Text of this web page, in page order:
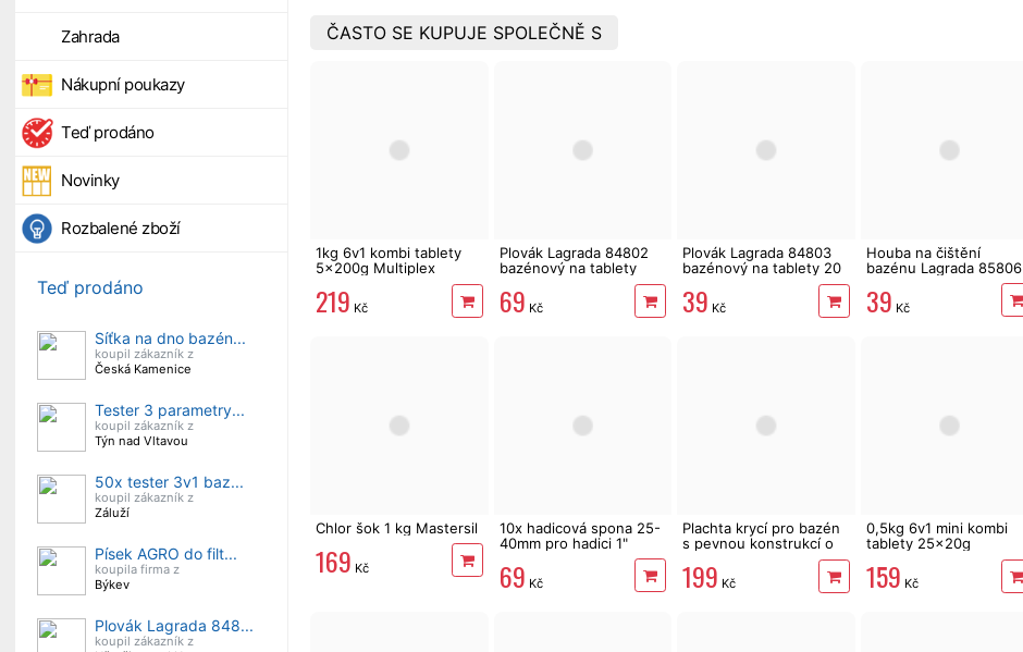
Zahrada
Nákupní poukazy
Teď prodáno
Novinky
Rozbalené zboží
Teď prodáno
Síťka na dno bazén...
koupil zákazník z
Česká Kamenice
Tester 3 parametry...
koupil zákazník z
Týn nad Vltavou
50x tester 3v1 baz...
koupil zákazník z
Záluží
Písek AGRO do filt...
koupila firma z
Býkev
Plovák Lagrada 848...
koupil zákazník z
ČASTO SE KUPUJE SPOLEČNĚ S
1kg 6v1 kombi tablety
5x200g Multiplex
219 Kč
Plovák Lagrada 84802
bazénový na tablety
69 Kč
Plovák Lagrada 84803
bazénový na tablety 20
39 Kč
Houba na čištění
bazénu Lagrada 85806
39 Kč
Chlor šok 1 kg Mastersil
169 Kč
10x hadicová spona 25-
40mm pro hadici 1"
69 Kč
Plachta krycí pro bazén
s pevnou konstrukcí o
průměru 305 cm 58036
199 Kč
0,5kg 6v1 mini kombi
tablety 25x20g
159 Kč